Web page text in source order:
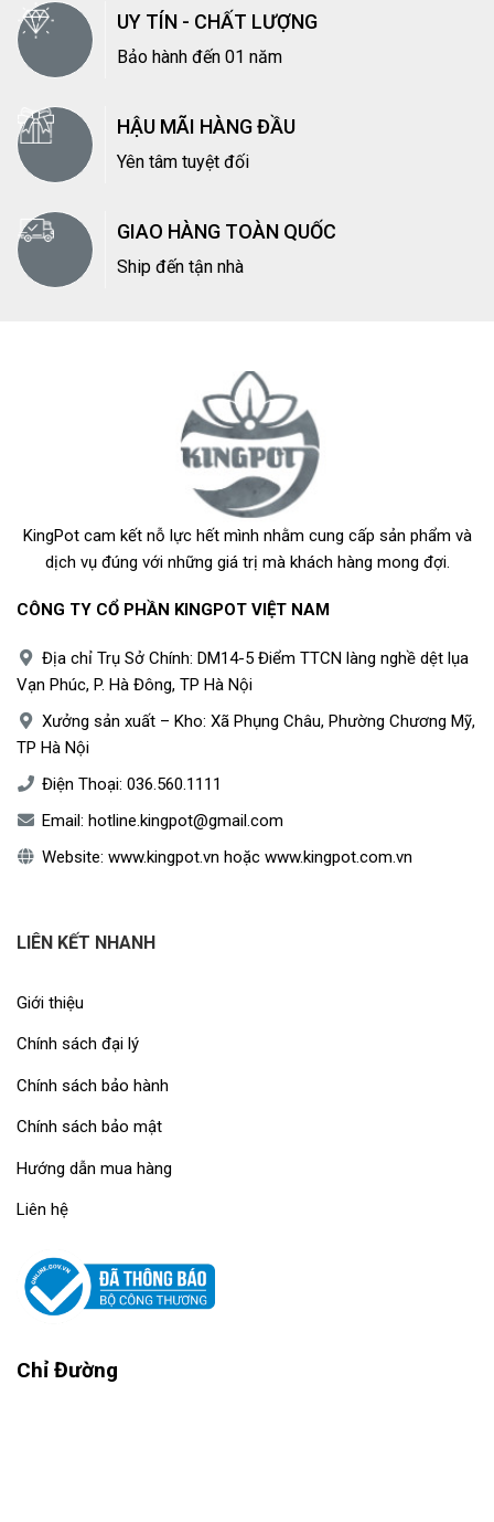
UY TÍN - CHẤT LƯỢNG
Bảo hành đến 01 năm
HẬU MÃI HÀNG ĐẦU
Yên tâm tuyệt đối
GIAO HÀNG TOÀN QUỐC
Ship đến tận nhà
KingPot cam kết nỗ lực hết mình nhằm cung cấp sản phẩm và
dịch vụ đúng với những giá trị mà khách hàng mong đợi.
CÔNG TY CỔ PHẦN KINGPOT VIỆT NAM
Địa chỉ Trụ Sở Chính: DM14-5 Điểm TTCN làng nghề dệt lụa
Vạn Phúc, P. Hà Đông, TP Hà Nội
Xưởng sản xuất – Kho: Xã Phụng Châu, Phường Chương Mỹ,
TP Hà Nội
Điện Thoại: 036.560.1111
Email: hotline.kingpot@gmail.com
Website: www.kingpot.vn hoặc www.kingpot.com.vn
LIÊN KẾT NHANH
Giới thiệu
Chính sách đại lý
Chính sách bảo hành
Chính sách bảo mật
Hướng dẫn mua hàng
Liên hệ
Chỉ Đường